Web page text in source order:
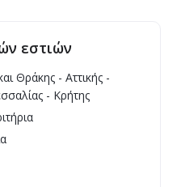
εστιών
Θράκης - Αττικής -
- Κρήτης